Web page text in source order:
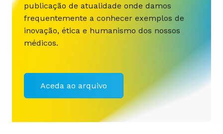
publicação de atualidade onde damos
frequentemente a conhecer exemplos de
inovação, ética e humanismo dos nossos
médicos.
Aceda ao arquivo